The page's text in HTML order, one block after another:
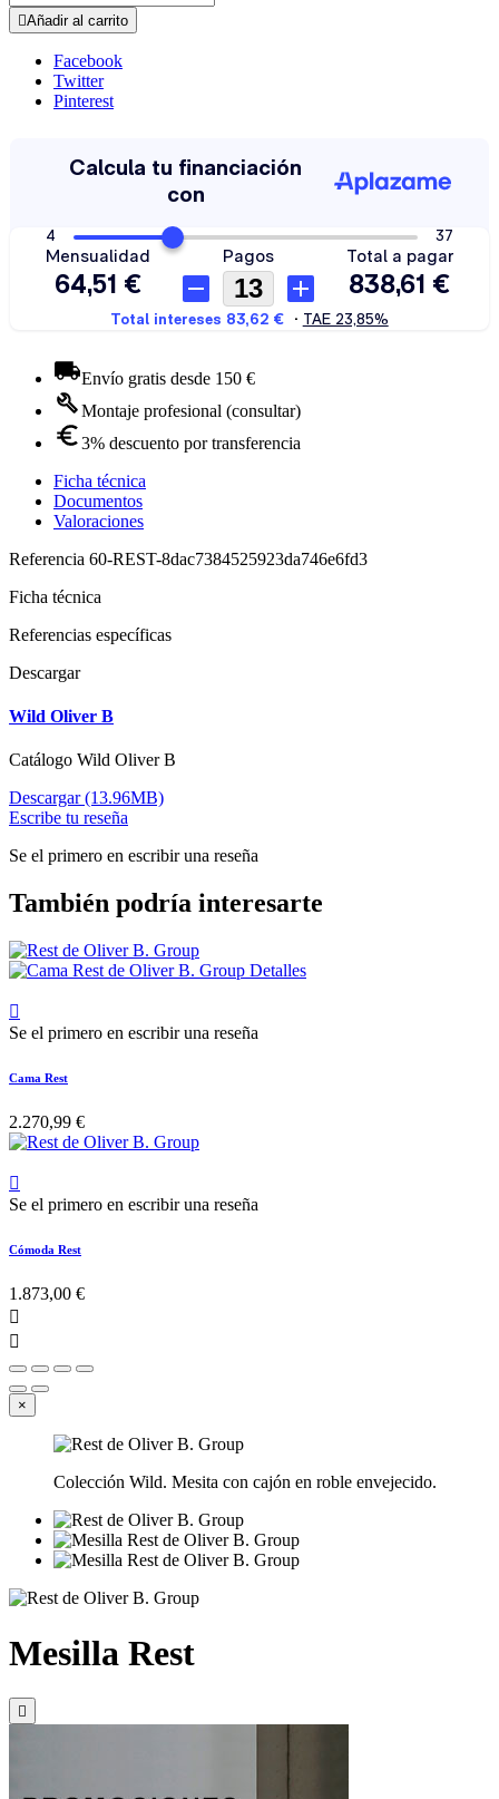
Añadir al carrito
Facebook
Twitter
Pinterest
Envío gratis desde 150 €
Montaje profesional (consultar)
3% descuento por transferencia
Ficha técnica
Documentos
Valoraciones
Referencia 60-REST-8dac7384525923da746e6fd3
Ficha técnica
Referencias específicas
Descargar
Wild Oliver B
Catálogo Wild Oliver B
Descargar (13.96MB)
Escribe tu reseña
Se el primero en escribir una reseña
También podría interesarte

Se el primero en escribir una reseña
Cama Rest
2.270,99 €

Se el primero en escribir una reseña
Cómoda Rest
1.873,00 €


×
Colección Wild. Mesita con cajón en roble envejecido.
Mesilla Rest
